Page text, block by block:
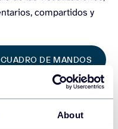
About
compartidos y
DE MANDOS
empresa de